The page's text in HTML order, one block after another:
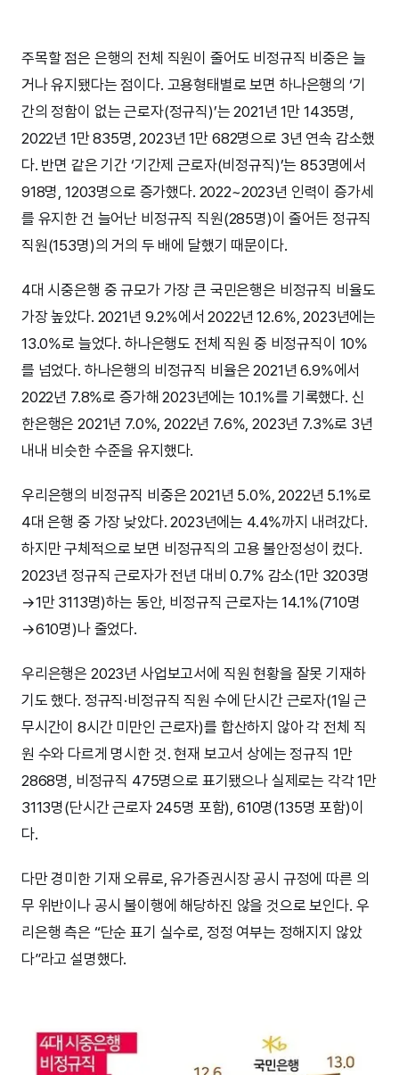
주목할 점은 은행의 전체 직원이 줄어도 비정규직 비중은 늘
거나 유지됐다는 점이다. 고용형태별로 보면 하나은행의 ‘기
간의 정함이 없는 근로자(정규직)’는 2021년 1만 1435명,
2022년 1만 835명, 2023년 1만 682명으로 3년 연속 감소했
다. 반면 같은 기간 ‘기간제 근로자(비정규직)’는 853명에서
918명, 1203명으로 증가했다. 2022~2023년 인력이 증가세
를 유지한 건 늘어난 비정규직 직원(285명)이 줄어든 정규직
직원(153명)의 거의 두 배에 달했기 때문이다.
4대 시중은행 중 규모가 가장 큰 국민은행은 비정규직 비율도
가장 높았다. 2021년 9.2%에서 2022년 12.6%, 2023년에는
13.0%로 늘었다. 하나은행도 전체 직원 중 비정규직이 10%
를 넘었다. 하나은행의 비정규직 비율은 2021년 6.9%에서
2022년 7.8%로 증가해 2023년에는 10.1%를 기록했다. 신
한은행은 2021년 7.0%, 2022년 7.6%, 2023년 7.3%로 3년
내내 비슷한 수준을 유지했다.
우리은행의 비정규직 비중은 2021년 5.0%, 2022년 5.1%로
4대 은행 중 가장 낮았다. 2023년에는 4.4%까지 내려갔다.
하지만 구체적으로 보면 비정규직의 고용 불안정성이 컸다.
2023년 정규직 근로자가 전년 대비 0.7% 감소(1만 3203명
→1만 3113명)하는 동안, 비정규직 근로자는 14.1%(710명
→610명)나 줄었다.
우리은행은 2023년 사업보고서에 직원 현황을 잘못 기재하
기도 했다. 정규직·비정규직 직원 수에 단시간 근로자(1일 근
무시간이 8시간 미만인 근로자)를 합산하지 않아 각 전체 직
원 수와 다르게 명시한 것. 현재 보고서 상에는 정규직 1만
2868명, 비정규직 475명으로 표기됐으나 실제로는 각각 1만
3113명(단시간 근로자 245명 포함), 610명(135명 포함)이
다.
다만 경미한 기재 오류로, 유가증권시장 공시 규정에 따른 의
무 위반이나 공시 불이행에 해당하진 않을 것으로 보인다. 우
리은행 측은 “단순 표기 실수로, 정정 여부는 정해지지 않았
다”라고 설명했다.